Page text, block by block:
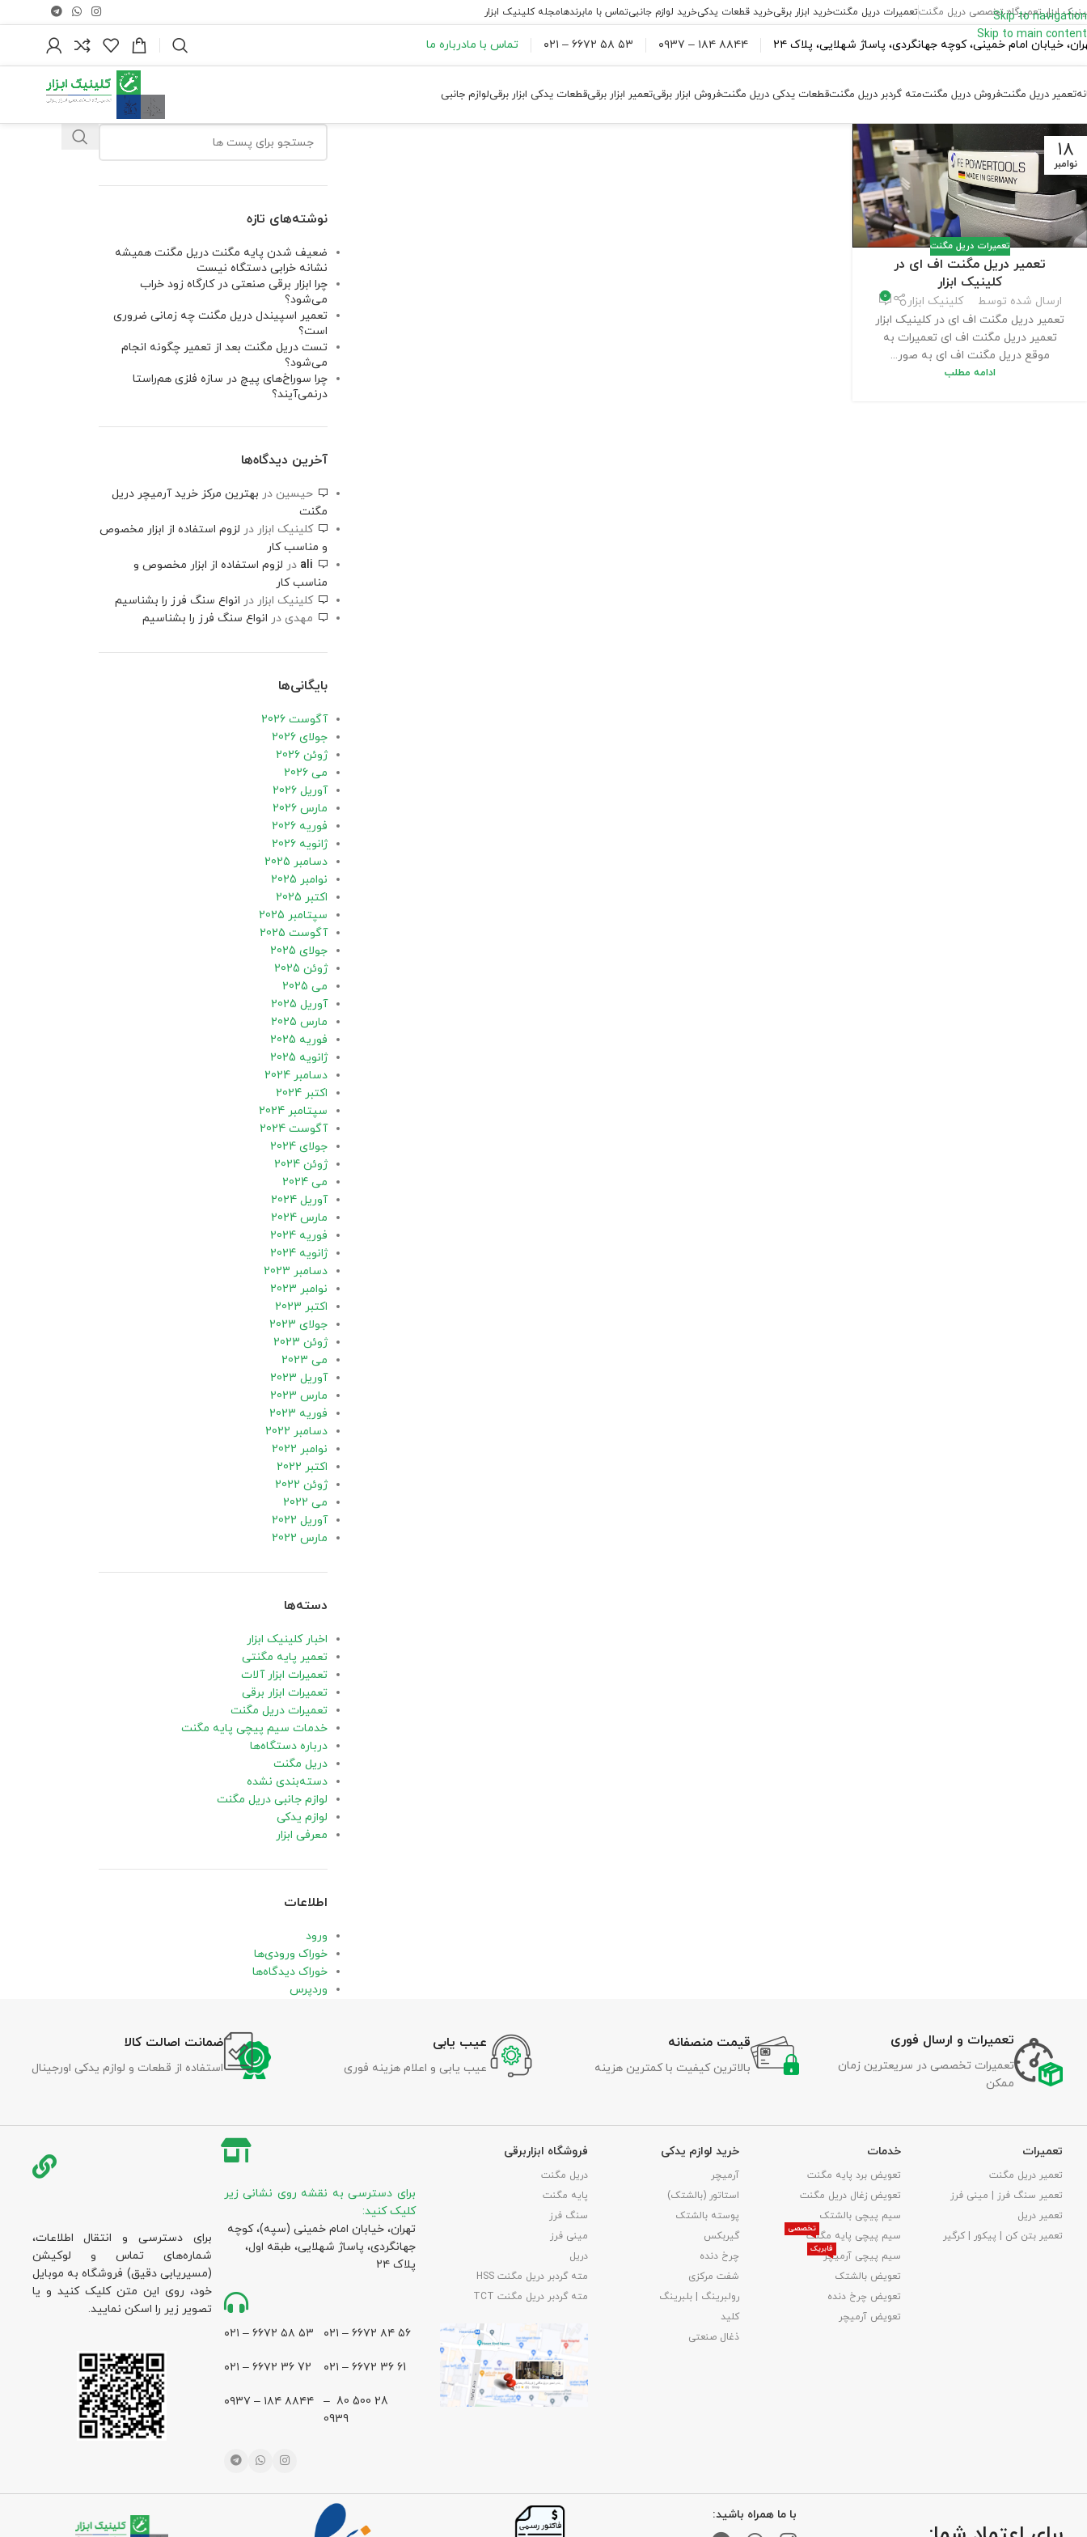
Skip to navigation
Skip to main content
ابزار تعمیرگاه تخصصی دریل مگنتتعمیرات دریل مگنتخرید ابزار برقیخرید قطعات یدکیخرید لوازم جانبیتماس با مابرندهامجله کلینیک ابزار
خیابان امام خمینی، کوچه جهانگردی، پاساژ شهلایی، پلاک ۲۴ ۸۸۴۴ ۱۸۴ – ۰۹۳۷ ۵۳ ۵۸ ۶۶۷۲ – ۰۲۱ تماس با مادرباره ما
تعمیر دریل مگنتفروش دریل مگنتمته گردبر دریل مگنتقطعات یدکی دریل مگنتفروش ابزار برقیتعمیر ابزار برقیقطعات یدکی ابزار برقیلوازم جانبی
18
نوامبر
تعمیرات دریل مگنت
تعمیر دریل مگنت اف ای در
کلینیک ابزار
ارسال شده توسط کلینیک ابزار 0
تعمیر دریل مگنت اف ای در کلینیک ابزار
تعمیر دریل مگنت اف ای تعمیرات به
موقع دریل مگنت اف ای به صور...
ادامه مطلب
نوشته‌های تازه
ضعیف شدن پایه مگنت دریل مگنت همیشه
نشانه خرابی دستگاه نیست
چرا ابزار برقی صنعتی در کارگاه زود خراب
می‌شود؟
تعمیر اسپیندل دریل مگنت چه زمانی ضروری
است؟
تست دریل مگنت بعد از تعمیر چگونه انجام
می‌شود؟
چرا سوراخ‌های پیچ در سازه فلزی هم‌راستا
درنمی‌آیند؟
آخرین دیدگاه‌ها
حیسین در بهترین مرکز خرید آرمیچر دریل
مگنت
کلینیک ابزار در لزوم استفاده از ابزار مخصوص
و مناسب کار
ali در لزوم استفاده از ابزار مخصوص و
مناسب کار
کلینیک ابزار در انواع سنگ فرز را بشناسیم
مهدی در انواع سنگ فرز را بشناسیم
بایگانی‌ها
آگوست 2026
جولای 2026
ژوئن 2026
می 2026
آوریل 2026
مارس 2026
فوریه 2026
ژانویه 2026
دسامبر 2025
نوامبر 2025
اکتبر 2025
سپتامبر 2025
آگوست 2025
جولای 2025
ژوئن 2025
می 2025
آوریل 2025
مارس 2025
فوریه 2025
ژانویه 2025
دسامبر 2024
اکتبر 2024
سپتامبر 2024
آگوست 2024
جولای 2024
ژوئن 2024
می 2024
آوریل 2024
مارس 2024
فوریه 2024
ژانویه 2024
دسامبر 2023
نوامبر 2023
اکتبر 2023
جولای 2023
ژوئن 2023
می 2023
آوریل 2023
مارس 2023
فوریه 2023
دسامبر 2022
نوامبر 2022
اکتبر 2022
ژوئن 2022
می 2022
آوریل 2022
مارس 2022
دسته‌ها
اخبار کلینیک ابزار
تعمیر پایه مگنتی
تعمیرات ابزار آلات
تعمیرات ابزار برقی
تعمیرات دریل مگنت
خدمات سیم پیچی پایه مگنت
درباره دستگاه‌ها
دریل مگنت
دسته‌بندی نشده
لوازم جانبی دریل مگنت
لوازم یدکی
معرفی ابزار
اطلاعات
ورود
خوراک ورودی‌ها
خوراک دیدگاه‌ها
وردپرس
تعمیرات و ارسال فوری
تعمیرات تخصصی در سریعترین زمان
ممکن
قیمت منصفانه
بالاترین کیفیت با کمترین هزینه
عیب یابی
عیب یابی و اعلام هزینه فوری
ضمانت اصالت کالا
استفاده از قطعات و لوازم یدکی اورجینال
تعمیرات
تعمیر دریل مگنت
تعمیر سنگ فرز | مینی فرز
تعمیر دریل
تعمیر بتن کن | پیکور | کرگیر
خدمات
تعویض برد پایه مگنت
تعویض زغال دریل مگنت
سیم پیچی بالشتک
سیم پیچی پایه مگنت
تخصصی
سیم پیچی آرمیچر
فابریک
تعویض بالشتک​
تعویض چرخ دنده
تعویض آرمیچر
خرید لوازم یدکی
آرمیچر
استاتور (بالشتک)
پوسته بالشتک
گیربکس
چرخ دنده
شفت مرکزی
رولبرینگ | بلبرینگ
کلید
ذغال صنعتی
فروشگاه ابزاربرقی
دریل مگنت
پایه مگنت
سنگ فرز
مینی فرز
دریل
مته گردبر دریل مگنت HSS
مته گردبر دریل مگنت TCT
برای دسترسی به نقشه روی نشانی زیر
کلیک کنید:
تهران، خیابان امام خمینی (سپه)، کوچه
جهانگردی،‌ پاساژ شهلایی، طبقه اول،
پلاک ۲۴
۵۶ ۸۴ ۶۶۷۲ – ۰۲۱
61 36 ۶۶۷۲ – ۰۲۱
28 500 80 –
0939
۵۳ ۵۸ ۶۶۷۲ – ۰۲۱
72 36 ۶۶۷۲ – ۰۲۱
۸۸۴۴ ۱۸۴ – ۰۹۳۷
برای دسترسی و انتقال اطلاعات،
شماره‌های تماس و لوکیشن
(مسیریابی دقیق) فروشگاه به موبایل
خود، روی این متن کلیک کنید و یا
تصویر زیر را اسکن نمایید.
با ما همراه باشید: